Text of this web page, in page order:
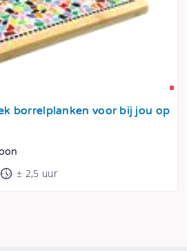
borrelplanken voor bij jou op
± 2,5 uur